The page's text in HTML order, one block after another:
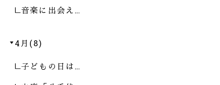
音楽に出会え…
4月(8)
子どもの日は…